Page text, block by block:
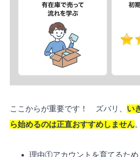
ここからが重要です！ ズバリ、 い
ら始めるのは正直おすすめしません。
理由①アカウントを育てるため